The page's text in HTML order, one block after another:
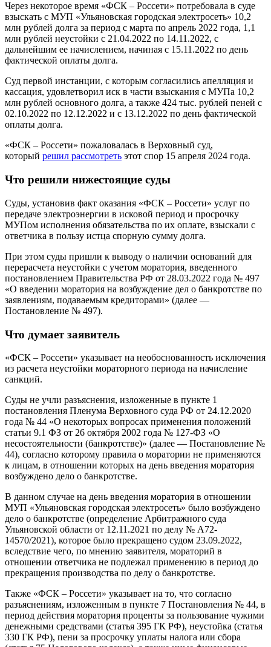
Через некоторое время «ФСК – Россети» потребовала в суде
взыскать с МУП «Ульяновская городская электросеть» 10,2
млн рублей долга за период с марта по апрель 2022 года, 1,1
млн рублей неустойки с 21.04.2022 по 14.11.2022, с
дальнейшим ее начислением, начиная с 15.11.2022 по день
фактической оплаты долга.
Суд первой инстанции, с которым согласились апелляция и
кассация, удовлетворил иск в части взыскания с МУПа 10,2
млн рублей основного долга, а также 424 тыс. рублей пеней с
02.10.2022 по 12.12.2022 и с 13.12.2022 по день фактической
оплаты долга.
«ФСК – Россети» пожаловалась в Верховный суд,
который решил рассмотреть этот спор 15 апреля 2024 года.
Что решили нижестоящие суды
Суды, установив факт оказания «ФСК – Россети» услуг по
передаче электроэнергии в исковой период и просрочку
МУПом исполнения обязательства по их оплате, взыскали с
ответчика в пользу истца спорную сумму долга.
При этом суды пришли к выводу о наличии оснований для
перерасчета неустойки с учетом моратория, введенного
постановлением Правительства РФ от 28.03.2022 года № 497
«О введении моратория на возбуждение дел о банкротстве по
заявлениям, подаваемым кредиторами» (далее —
Постановление № 497).
Что думает заявитель
«ФСК – Россети» указывает на необоснованность исключения
из расчета неустойки мораторного периода на начисление
санкций.
Суды не учли разъяснения, изложенные в пункте 1
постановления Пленума Верховного суда РФ от 24.12.2020
года № 44 «О некоторых вопросах применения положений
статьи 9.1 ФЗ от 26 октября 2002 года № 127-ФЗ «О
несостоятельности (банкротстве)» (далее — Постановление №
44), согласно которому правила о моратории не применяются
к лицам, в отношении которых на день введения моратория
возбуждено дело о банкротстве.
В данном случае на день введения моратория в отношении
МУП «Ульяновская городская электросеть» было возбуждено
дело о банкротстве (определение Арбитражного суда
Ульяновской области от 12.11.2021 по делу № А72-
14570/2021), которое было прекращено судом 23.09.2022,
вследствие чего, по мнению заявителя, мораторий в
отношении ответчика не подлежал применению в период до
прекращения производства по делу о банкротстве.
Также «ФСК – Россети» указывает на то, что согласно
разъяснениям, изложенным в пункте 7 Постановления № 44, в
период действия моратория проценты за пользование чужими
денежными средствами (статья 395 ГК РФ), неустойка (статья
330 ГК РФ), пени за просрочку уплаты налога или сбора